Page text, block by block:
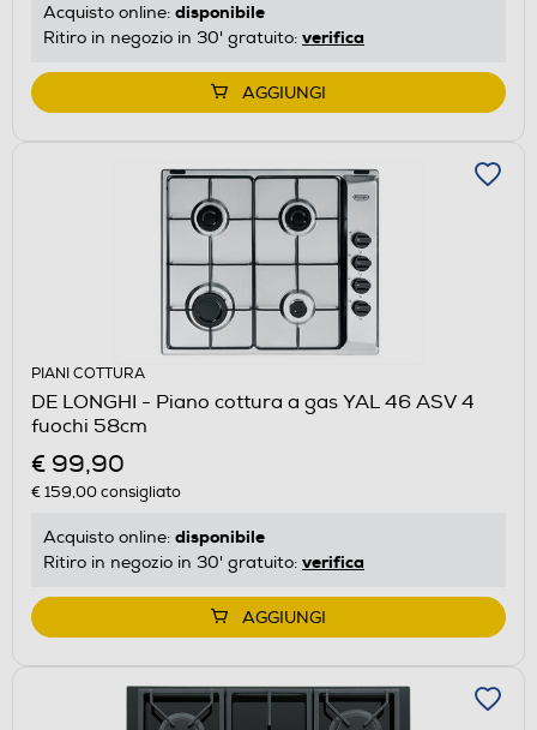
Acquisto online: disponibile
Ritiro in negozio in 30' gratuito: verifica
AGGIUNGI
PIANI COTTURA
DE LONGHI - Piano cottura a gas YAL 46 ASV 4
fuochi 58cm
€ 99,90
€ 159,00consigliato
Acquisto online: disponibile
Ritiro in negozio in 30' gratuito: verifica
AGGIUNGI